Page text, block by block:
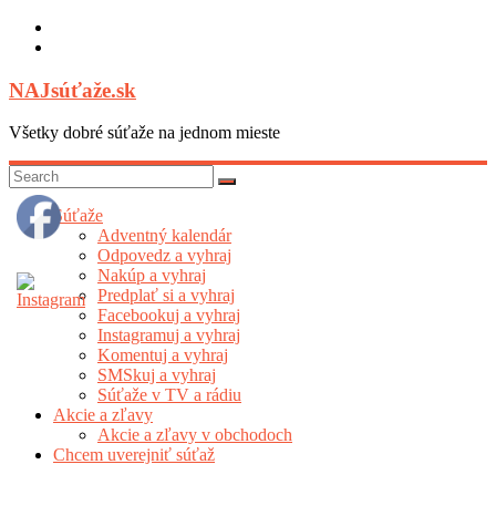
Skip
NAJsúťaže.sk
Všetky dobré súťaže na jednom mieste
Súťaže
Adventný kalendár
Odpovedz a vyhraj
Nakúp a vyhraj
Predplať si a vyhraj
Facebookuj a vyhraj
Instagramuj a vyhraj
Komentuj a vyhraj
SMSkuj a vyhraj
Súťaže v TV a rádiu
Akcie a zľavy
Akcie a zľavy v obchodoch
Chcem uverejniť súťaž